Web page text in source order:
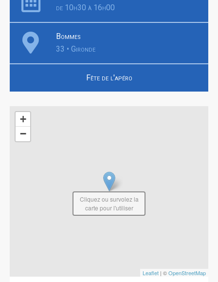
de 10h30 à 16h00
Bommes
33 • Gironde
Fête de l'apéro
+
−
Leaflet | ©OpenStreetMap
Cliquez ou survolez la
carte pour l'utiliser